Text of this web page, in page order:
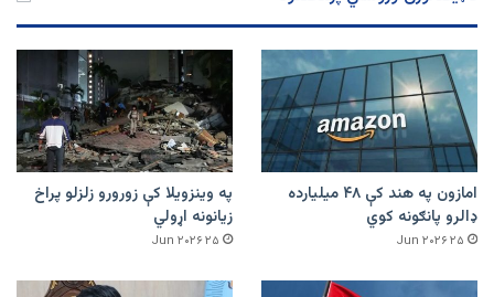
امازون په هند کې ۴۸ میلیارده
ډالرو پانګونه کوي
۲۵ Jun ۲۰۲۶
په وینزویلا کې زورورو زلزلو پراخ
زیانونه اړولي
۲۵ Jun ۲۰۲۶